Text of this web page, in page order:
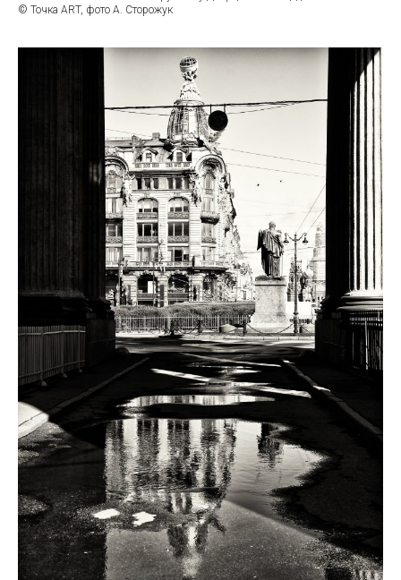
© Точка ART, фото А. Сторожук